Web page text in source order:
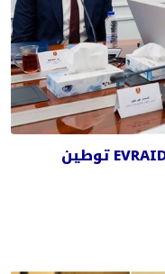
وزير الاستثمار يبحث مع شركة EVRAID توطين